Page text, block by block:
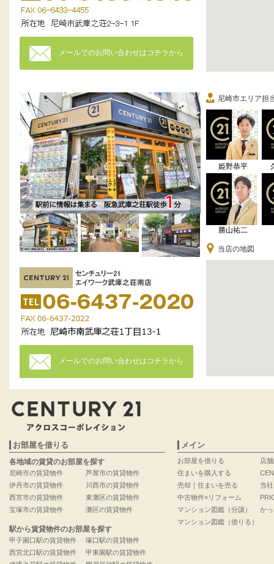
メールでのお問い合わせはコチラから
メールでのお問い合わせはコチラから
尼崎市エリア担
姫野恭平
勝山祐二
当店の地図
お部屋を借りる
各地域の賃貸のお部屋を探す
尼崎市の賃貸物件
伊丹市の賃貸物件
西宮市の賃貸物件
宝塚市の賃貸物件
芦屋市の賃貸物件
川西市の賃貸物件
東灘区の賃貸物件
灘区の賃貸物件
駅から賃貸物件のお部屋を探す
甲子園口駅の賃貸物件
西宮北口駅の賃貸物件
塚口駅の賃貸物件
甲東園駅の賃貸物件
メイン
お部屋を借りる
住まいを購入する
売却｜住まいを売る
中古物件×リフォーム
マンション図鑑（分譲）
マンション図鑑（借りる）
店
当
か